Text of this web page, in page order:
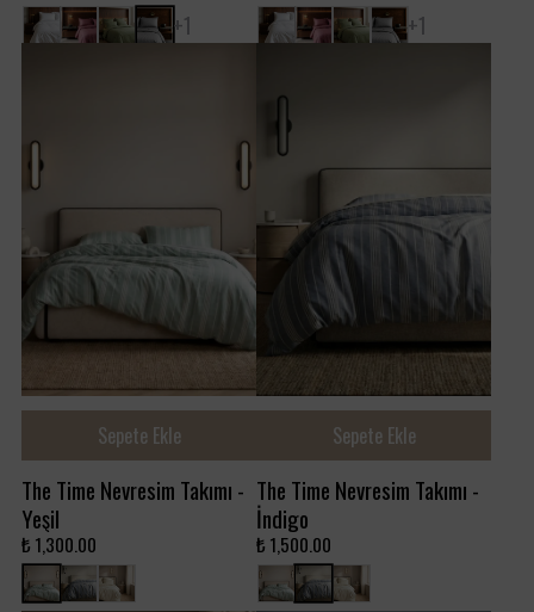
+ 1 + 1
Sepete Ekle
The Time Nevresim Takımı -
Yeşil
₺ 1,300.00
Sepete Ekle
The Time Nevresim Takımı -
İndigo
₺ 1,500.00